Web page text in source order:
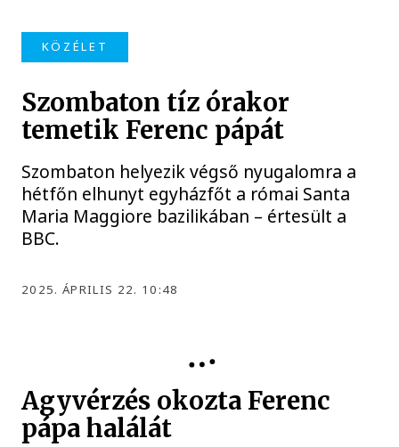
KÖZÉLET
Szombaton tíz órakor
temetik Ferenc pápát
Szombaton helyezik végső nyugalomra a
hétfőn elhunyt egyházfőt a római Santa
Maria Maggiore bazilikában – értesült a
BBC.
2025. ÁPRILIS 22. 10:48
Agyvérzés okozta Ferenc
pápa halálát